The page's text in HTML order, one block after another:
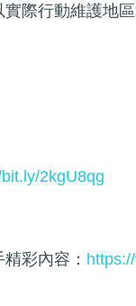
際行動維護地區
2kgU8qg
彩內容：